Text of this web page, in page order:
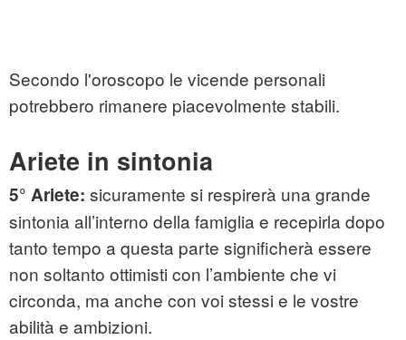
Secondo l'oroscopo le vicende personali
potrebbero rimanere piacevolmente stabili.
Ariete in sintonia
5° Ariete: sicuramente si respirerà una grande
sintonia all’interno della famiglia e recepirla dopo
tanto tempo a questa parte significherà essere
non soltanto ottimisti con l’ambiente che vi
circonda, ma anche con voi stessi e le vostre
abilità e ambizioni.